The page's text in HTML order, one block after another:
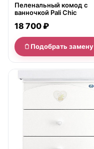
Пеленальный комод с
ванночкой Pali Chic
18 700 ₽
Подобрать замену
нет в продаже